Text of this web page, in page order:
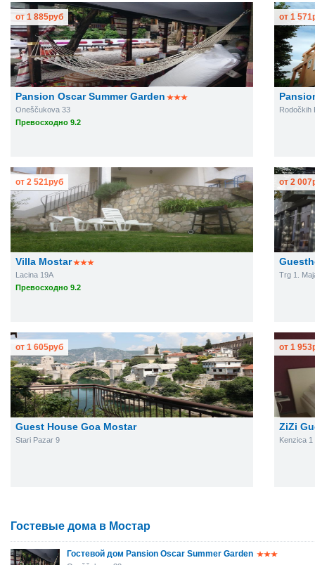
Pansion Oscar Summer Garden
Oneščukova 33
Превосходно 9.2
от 1 885руб
Rodočkih
от 1 571
Villa Mostar
Lacina 19A
Превосходно 9.2
от 2 521руб
Trg 1.
от 2 007
Guest House Goa Mostar
Stari Pazar 9
от 1 605руб
ZiZi
Kenzica 1
от 1 953
Гостевые дома в Мостар
Гостевой дом Pansion Oscar Summer Garden